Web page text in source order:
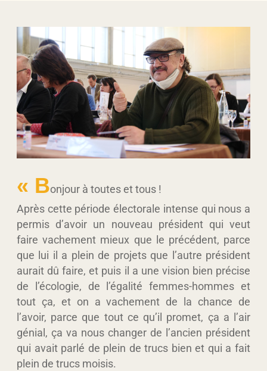
« Bonjour à toutes et tous !
Après cette période électorale intense qui nous a
permis d’avoir un nouveau président qui veut
faire vachement mieux que le précédent, parce
que lui il a plein de projets que l’autre président
aurait dû faire, et puis il a une vision bien précise
de l’écologie, de l’égalité femmes-hommes et
tout ça, et on a vachement de la chance de
l’avoir, parce que tout ce qu’il promet, ça a l’air
génial, ça va nous changer de l’ancien président
qui avait parlé de plein de trucs bien et qui a fait
plein de trucs moisis.